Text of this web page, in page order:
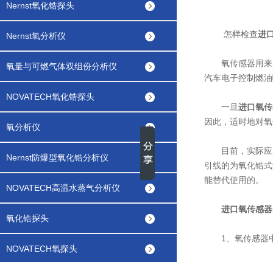
Nernst氧化锆探头
Nernst氧分析仪
氧量与可燃气体双组份分析仪
NOVATECH氧化锆探头
氧分析仪
Nernst防爆型氧化锆分析仪
NOVATECH高温水蒸气分析仪
氧化锆探头
NOVATECH氧探头
怎样检查进
氧传感器用来
汽车电子控制燃
一旦进口氧
因此，适时地对
目前，实际应
引线的为氧化锆
能替代使用的。
进口氧传感器
1、氧传感器